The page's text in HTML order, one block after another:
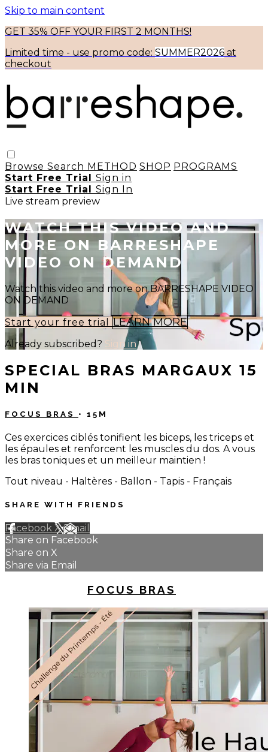
Skip to main content
GET 35% OFF YOUR FIRST 2 MONTHS!
Limited time - use promo code: SUMMER2026 at
checkout
Browse Search METHOD SHOP PROGRAMS
Start Free Trial Sign in
Start Free Trial Sign In
Live stream preview
WATCH THIS VIDEO AND
MORE ON BARRESHAPE
VIDEO ON DEMAND
Watch this video and more on BARRESHAPE VIDEO
ON DEMAND
Start your free trial LEARN MORE
Already subscribed? Sign in
SPECIAL BRAS MARGAUX 15
MIN
FOCUS BRAS • 15M
Ces exercices ciblés tonifient les biceps, les triceps et
les épaules et renforcent les muscles du dos. A vous
les bras toniques et un meilleur maintien !
Tout niveau - Haltères - Ballon - Tapis - Français
SHARE WITH FRIENDS
Facebook XEmail
Share on Facebook
Share on X
Share via Email
FOCUS BRAS